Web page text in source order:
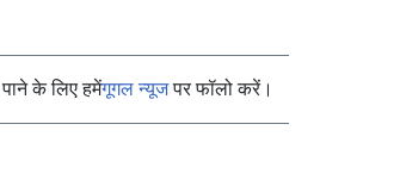
के लिए हमेंगूगल न्यूजपर फॉलो करें।